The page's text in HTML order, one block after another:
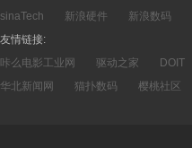
sinaTech
新浪硬件 新浪数码
友情链接:
咔么电影工业网
驱动之家 DOIT
华北新闻网
猫扑数码 樱桃社区